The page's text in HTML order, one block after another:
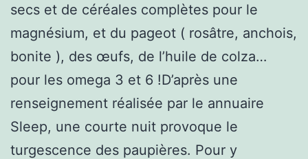
secs et de céréales complètes pour le
magnésium, et du pageot ( rosâtre, anchois,
bonite ), des œufs, de l’huile de colza…
pour les omega 3 et 6 !D’après une
renseignement réalisée par le annuaire
Sleep, une courte nuit provoque le
turgescence des paupières. Pour y